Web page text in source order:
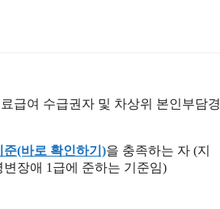
급여 수급권자 및 차상위 본인부담경
준(바로 확인하기)을 충족하는 자 (지
장애 1급에 준하는 기준임)